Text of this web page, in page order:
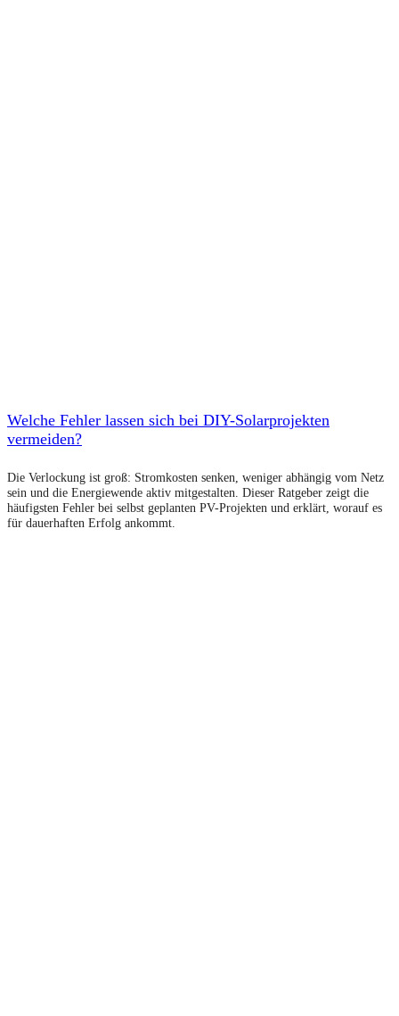
Welche Fehler lassen sich bei DIY-Solarprojekten
vermeiden?
Die Verlockung ist groß: Stromkosten senken, weniger abhängig vom Netz
sein und die Energiewende aktiv mitgestalten. Dieser Ratgeber zeigt die
häufigsten Fehler bei selbst geplanten PV-Projekten und erklärt, worauf es
für dauerhaften Erfolg ankommt.